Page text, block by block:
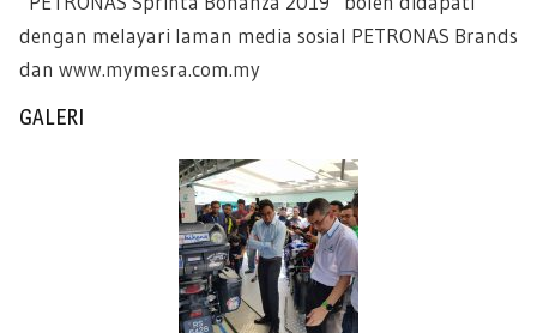
dengan melayari laman media sosial PETRONAS Brands
dan www.mymesra.com.my
GALERI